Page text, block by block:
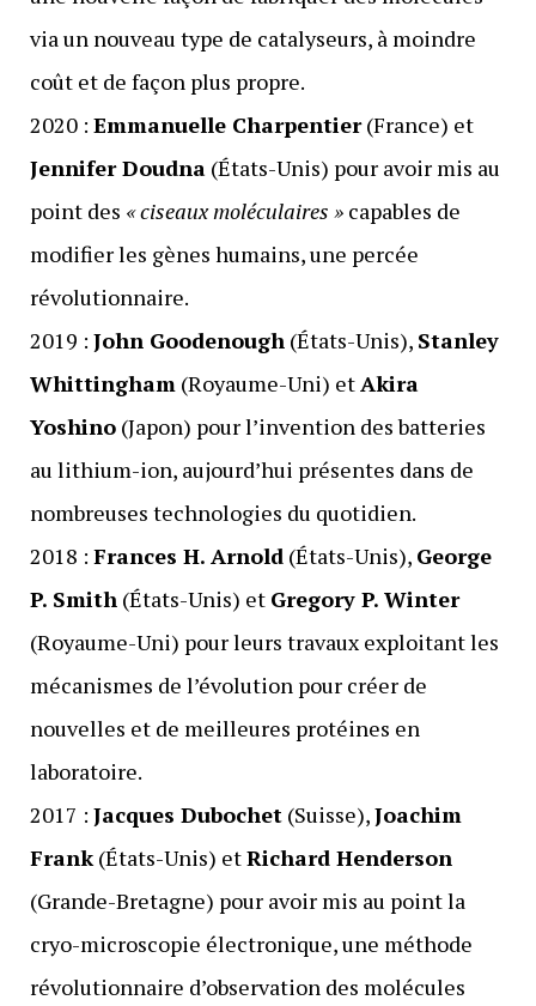
via un nouveau type de catalyseurs, à moindre
coût et de façon plus propre.
2020 : Emmanuelle Charpentier(France) et
Jennifer Doudna(États-Unis) pour avoir mis au
point des « ciseaux moléculaires »capables de
modifier les gènes humains, une percée
révolutionnaire.
2019 : John Goodenough(États-Unis), Stanley
Whittingham(Royaume-Uni) etAkira
Yoshino(Japon) pour l’invention des batteries
au lithium-ion, aujourd’hui présentes dans de
nombreuses technologies du quotidien.
2018 : Frances H. Arnold(États-Unis), George
P. Smith(États-Unis) et Gregory P. Winter
(Royaume-Uni) pour leurs travaux exploitant les
mécanismes de l’évolution pour créer de
nouvelles et de meilleures protéines en
laboratoire.
2017 : Jacques Dubochet(Suisse),Joachim
Frank(États-Unis) etRichard Henderson
(Grande-Bretagne) pour avoir mis au point la
cryo-microscopie électronique, une méthode
révolutionnaire d’observation des molécules